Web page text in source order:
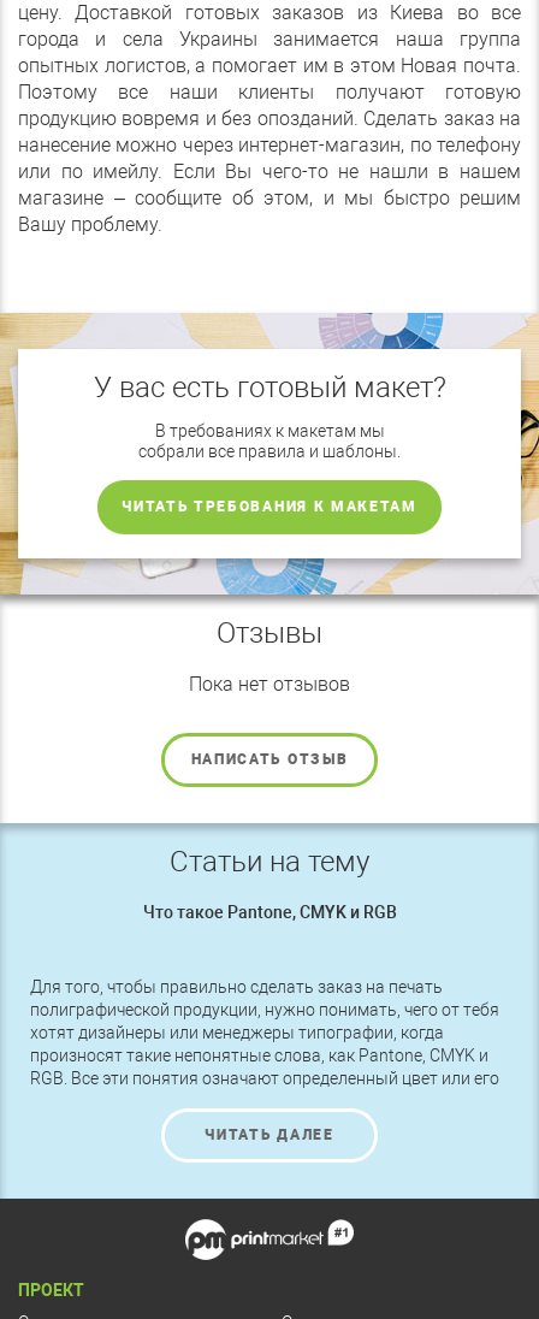
цену. Доставкой готовых заказов из Киева во все
города и села Украины занимается наша группа
опытных логистов, а помогает им в этом Новая почта.
Поэтому все наши клиенты получают готовую
продукцию вовремя и без опозданий. Сделать заказ на
нанесение можно через интернет-магазин, по телефону
или по имейлу. Если Вы чего-то не нашли в нашем
магазине – сообщите об этом, и мы быстро решим
Вашу проблему.
У вас есть готовый макет?
В требованиях к макетам мы
собрали все правила и шаблоны.
ЧИТАТЬ ТРЕБОВАНИЯ К МАКЕТАМ
Отзывы
Пока нет отзывов
НАПИСАТЬ ОТЗЫВ
Статьи на тему
Что такое Pantone, CMYK и RGB
Для того, чтобы правильно сделать заказ на печать
полиграфической продукции, нужно понимать, чего от тебя
хотят дизайнеры или менеджеры типографии, когда
произносят такие непонятные слова, как Pantone, CMYK и
RGB. Все эти понятия означают определенный цвет или его
следует разбираться в этих названиях.
ЧИТАТЬ ДАЛЕЕ
ПРОЕКТ